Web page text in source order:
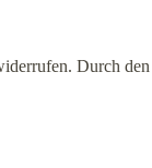
Durch